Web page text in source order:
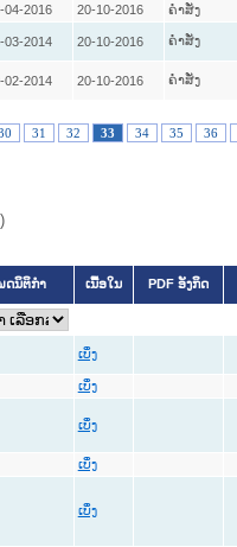
04-2016 20-10-2016 ຄໍາສັ່ງ
03-2014 20-10-2016 ຄໍາສັ່ງ
02-2014 20-10-2016 ຄໍາສັ່ງ
31 32 33 34 35 36
ດນິຕິກຳ ເນື້ອໃນ PDF ອັງກິດ
ເບິ່ງ
ເບິ່ງ
ເບິ່ງ
ເບິ່ງ
ເບິ່ງ